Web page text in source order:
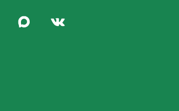
Написать в MaxПерейти во Вконтакте